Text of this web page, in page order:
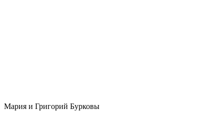
Мария и Григорий Бурковы